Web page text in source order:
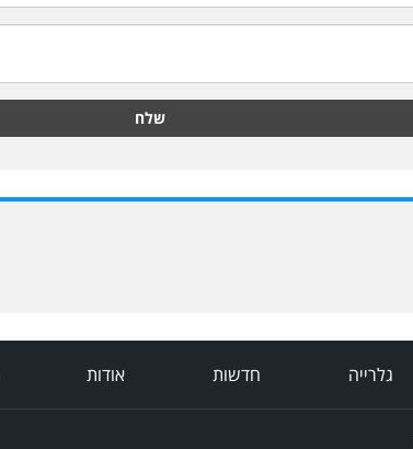
שלח
גלרייה חדשות אודות